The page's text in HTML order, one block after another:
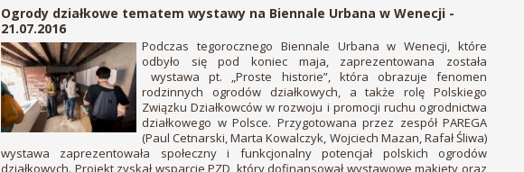
Ogrody działkowe tematem wystawy na Biennale Urbana w Wenecji -
21.07.2016
Podczas tegorocznego Biennale Urbana w Wenecji, które
odbyło się pod koniec maja, zaprezentowana została
wystawa pt. „Proste historie”, która obrazuje fenomen
rodzinnych ogrodów działkowych, a także rolę Polskiego
Związku Działkowców w rozwoju i promocji ruchu ogrodnictwa
działkowego w Polsce. Przygotowana przez zespół PAREGA
(Paul Cetnarski, Marta Kowalczyk, Wojciech Mazan, Rafał Śliwa)
wystawa zaprezentowała społeczny i funkcjonalny potencjał polskich ogrodów
działkowych. Projekt zyskał wsparcie PZD, który dofinansował wystawowe makiety oraz